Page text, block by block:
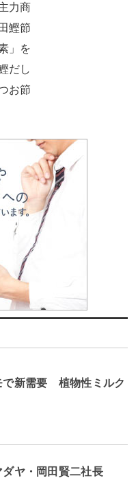
力商
鰹節
」を
だし
お節
で新需要 植物性ミルク
ダヤ・岡田賢二社長